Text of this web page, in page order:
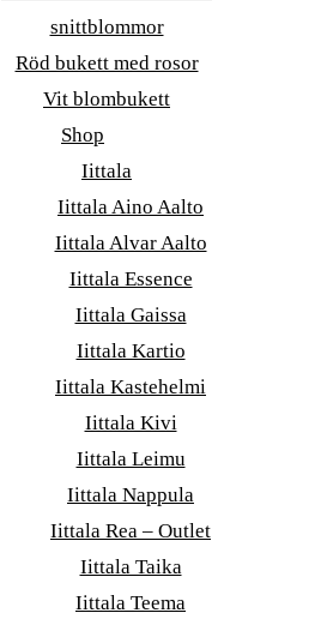
snittblommor
Röd bukett med rosor
Vit blombukett
Shop
Iittala
Iittala Aino Aalto
Iittala Alvar Aalto
Iittala Essence
Iittala Gaissa
Iittala Kartio
Iittala Kastehelmi
Iittala Kivi
Iittala Leimu
Iittala Nappula
Iittala Rea – Outlet
Iittala Taika
Iittala Teema